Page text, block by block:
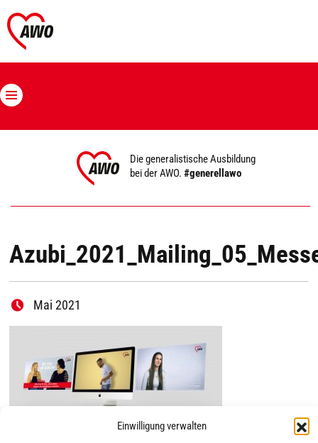
Einwilligung verwalten
Die generalistische Ausbildung
bei der AWO.#generellawo
Mai 2021